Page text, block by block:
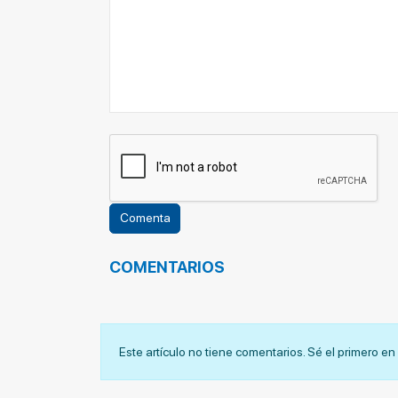
COMENTARIOS
Este artículo no tiene comentarios. Sé el primero